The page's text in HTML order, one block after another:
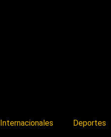
Internacionales Deportes